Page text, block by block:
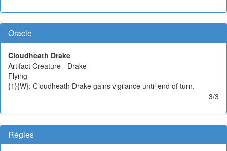
Oracle
Cloudheath Drake
Artifact Creature - Drake
Flying
{1}{W}: Cloudheath Drake gains vigilance until end of turn.
3/3
Règles